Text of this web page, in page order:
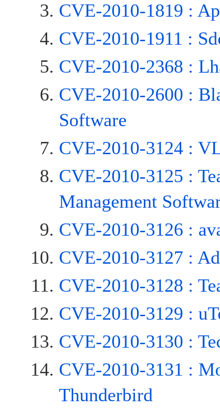
CVE-2010-1819 :
CVE-2010-1911 :
CVE-2010-2368 :
CVE-2010-2600 :
Software
CVE-2010-3124 :
CVE-2010-3125 :
Management
CVE-2010-3126 :
CVE-2010-3127 :
CVE-2010-3128 :
CVE-2010-3129 :
CVE-2010-3130 :
CVE-2010-3131 :
Thunderbird